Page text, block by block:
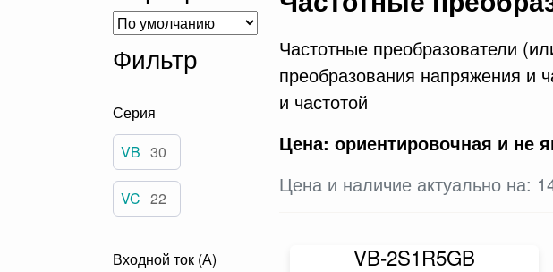
Фильтр
Серия
VB 30
VC 22
Входной ток (А)
Частотные преобразователи
преобразования напряжения и
и частотой
Цена: ориентировочная и не
Цена и наличие актуально на:
VB-2S1R5GB